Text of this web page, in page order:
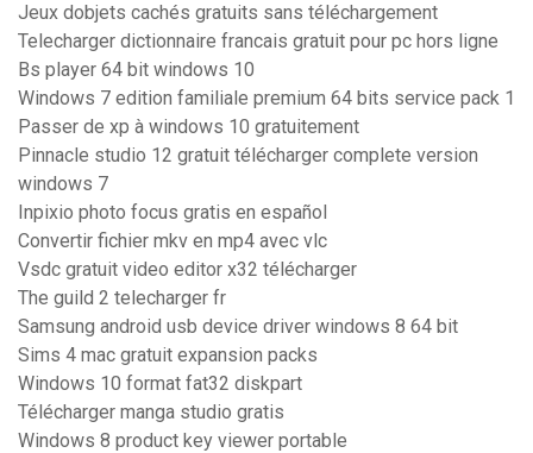
Jeux dobjets cachés gratuits sans téléchargement
Telecharger dictionnaire francais gratuit pour pc hors ligne
Bs player 64 bit windows 10
Windows 7 edition familiale premium 64 bits service pack 1
Passer de xp à windows 10 gratuitement
Pinnacle studio 12 gratuit télécharger complete version
windows 7
Inpixio photo focus gratis en español
Convertir fichier mkv en mp4 avec vlc
Vsdc gratuit video editor x32 télécharger
The guild 2 telecharger fr
Samsung android usb device driver windows 8 64 bit
Sims 4 mac gratuit expansion packs
Windows 10 format fat32 diskpart
Télécharger manga studio gratis
Windows 8 product key viewer portable